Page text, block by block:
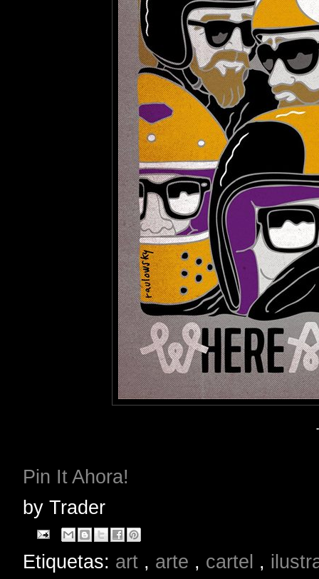
Pin It Ahora!
by Trader
Etiquetas: art , arte , cartel ,